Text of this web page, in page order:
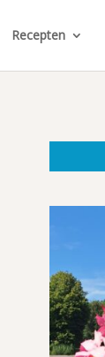
Recepten